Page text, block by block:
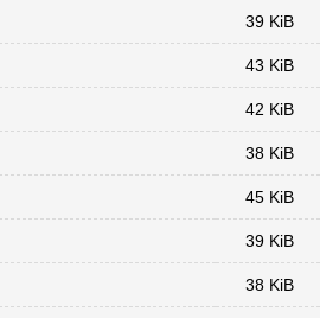
39 KiB
43 KiB
42 KiB
38 KiB
45 KiB
39 KiB
38 KiB